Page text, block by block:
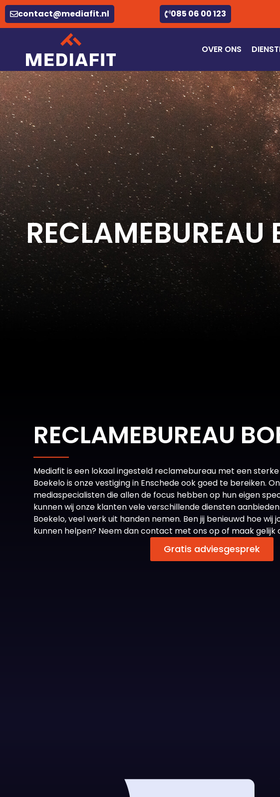
contact@mediafit.nl 085 06 00 123
OVER ONS
RECLAMEBUREAU
RECLAMEBUREAU
Mediafit is een lokaal ingesteld reclamebureau met een
Boekelo is onze vestiging in Enschede ook goed te bereiken.
mediaspecialisten die allen de focus hebben op hun eigen
kunnen wij onze klanten vele verschillende diensten
Boekelo, veel werk uit handen nemen. Ben jij benieuwd hoe wij
kunnen helpen? Neem dan contact met ons op of maak gelijk
Gratis adviesgesprek